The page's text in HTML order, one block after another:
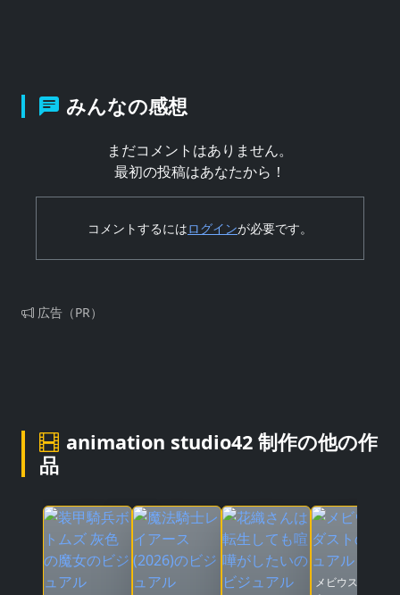
みんなの感想
まだコメントはありません。
最初の投稿はあなたから！
コメントするにはログインが必要です。
広告（PR）
animation studio42 制作の他の作
品
メビウス・ダス